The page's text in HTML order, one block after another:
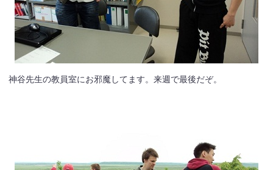
神谷先生の教員室にお邪魔してます。来週で最後だぞ。